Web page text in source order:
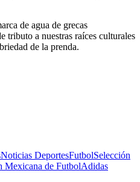
de agua de grecas
tributo a nuestras raíces culturales
de la prenda.
Noticias DeportesFutbolSelección
Mexicana de FutbolAdidas